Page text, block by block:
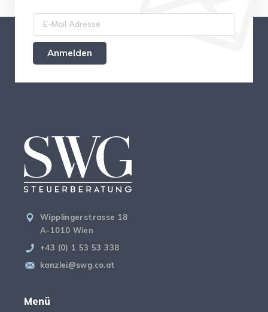
Wipplingerstrasse 18
A-1010 Wien
+43 (0) 1 53 53 338
kanzlei@swg.co.at
Menü